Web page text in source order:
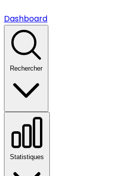
Dashboard
Rechercher
Statistiques